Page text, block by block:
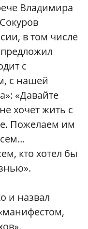
Владимира
в том числе
с
с нашей
«Давайте
хочет жить с
Пожелаем им
кто хотел бы
и назвал